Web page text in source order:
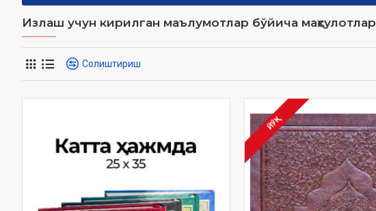
Излаш учун кирилган маълумотлар бўйича маҳсулотлар
Солиштириш
ЙЎҚ